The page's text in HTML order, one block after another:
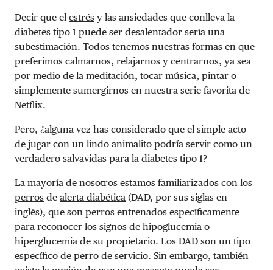
Decir que el estrés y las ansiedades que conlleva la
diabetes tipo 1 puede ser desalentador sería una
subestimación. Todos tenemos nuestras formas en que
preferimos calmarnos, relajarnos y centrarnos, ya sea
por medio de la meditación, tocar música, pintar o
simplemente sumergirnos en nuestra serie favorita de
Netflix.
Pero, ¿alguna vez has considerado que el simple acto
de jugar con un lindo animalito podría servir como un
verdadero salvavidas para la diabetes tipo 1?
La mayoría de nosotros estamos familiarizados con los
perros de alerta diabética (DAD, por sus siglas en
inglés), que son perros entrenados específicamente
para reconocer los signos de hipoglucemia o
hiperglucemia de su propietario. Los DAD son un tipo
específico de perro de servicio. Sin embargo, también